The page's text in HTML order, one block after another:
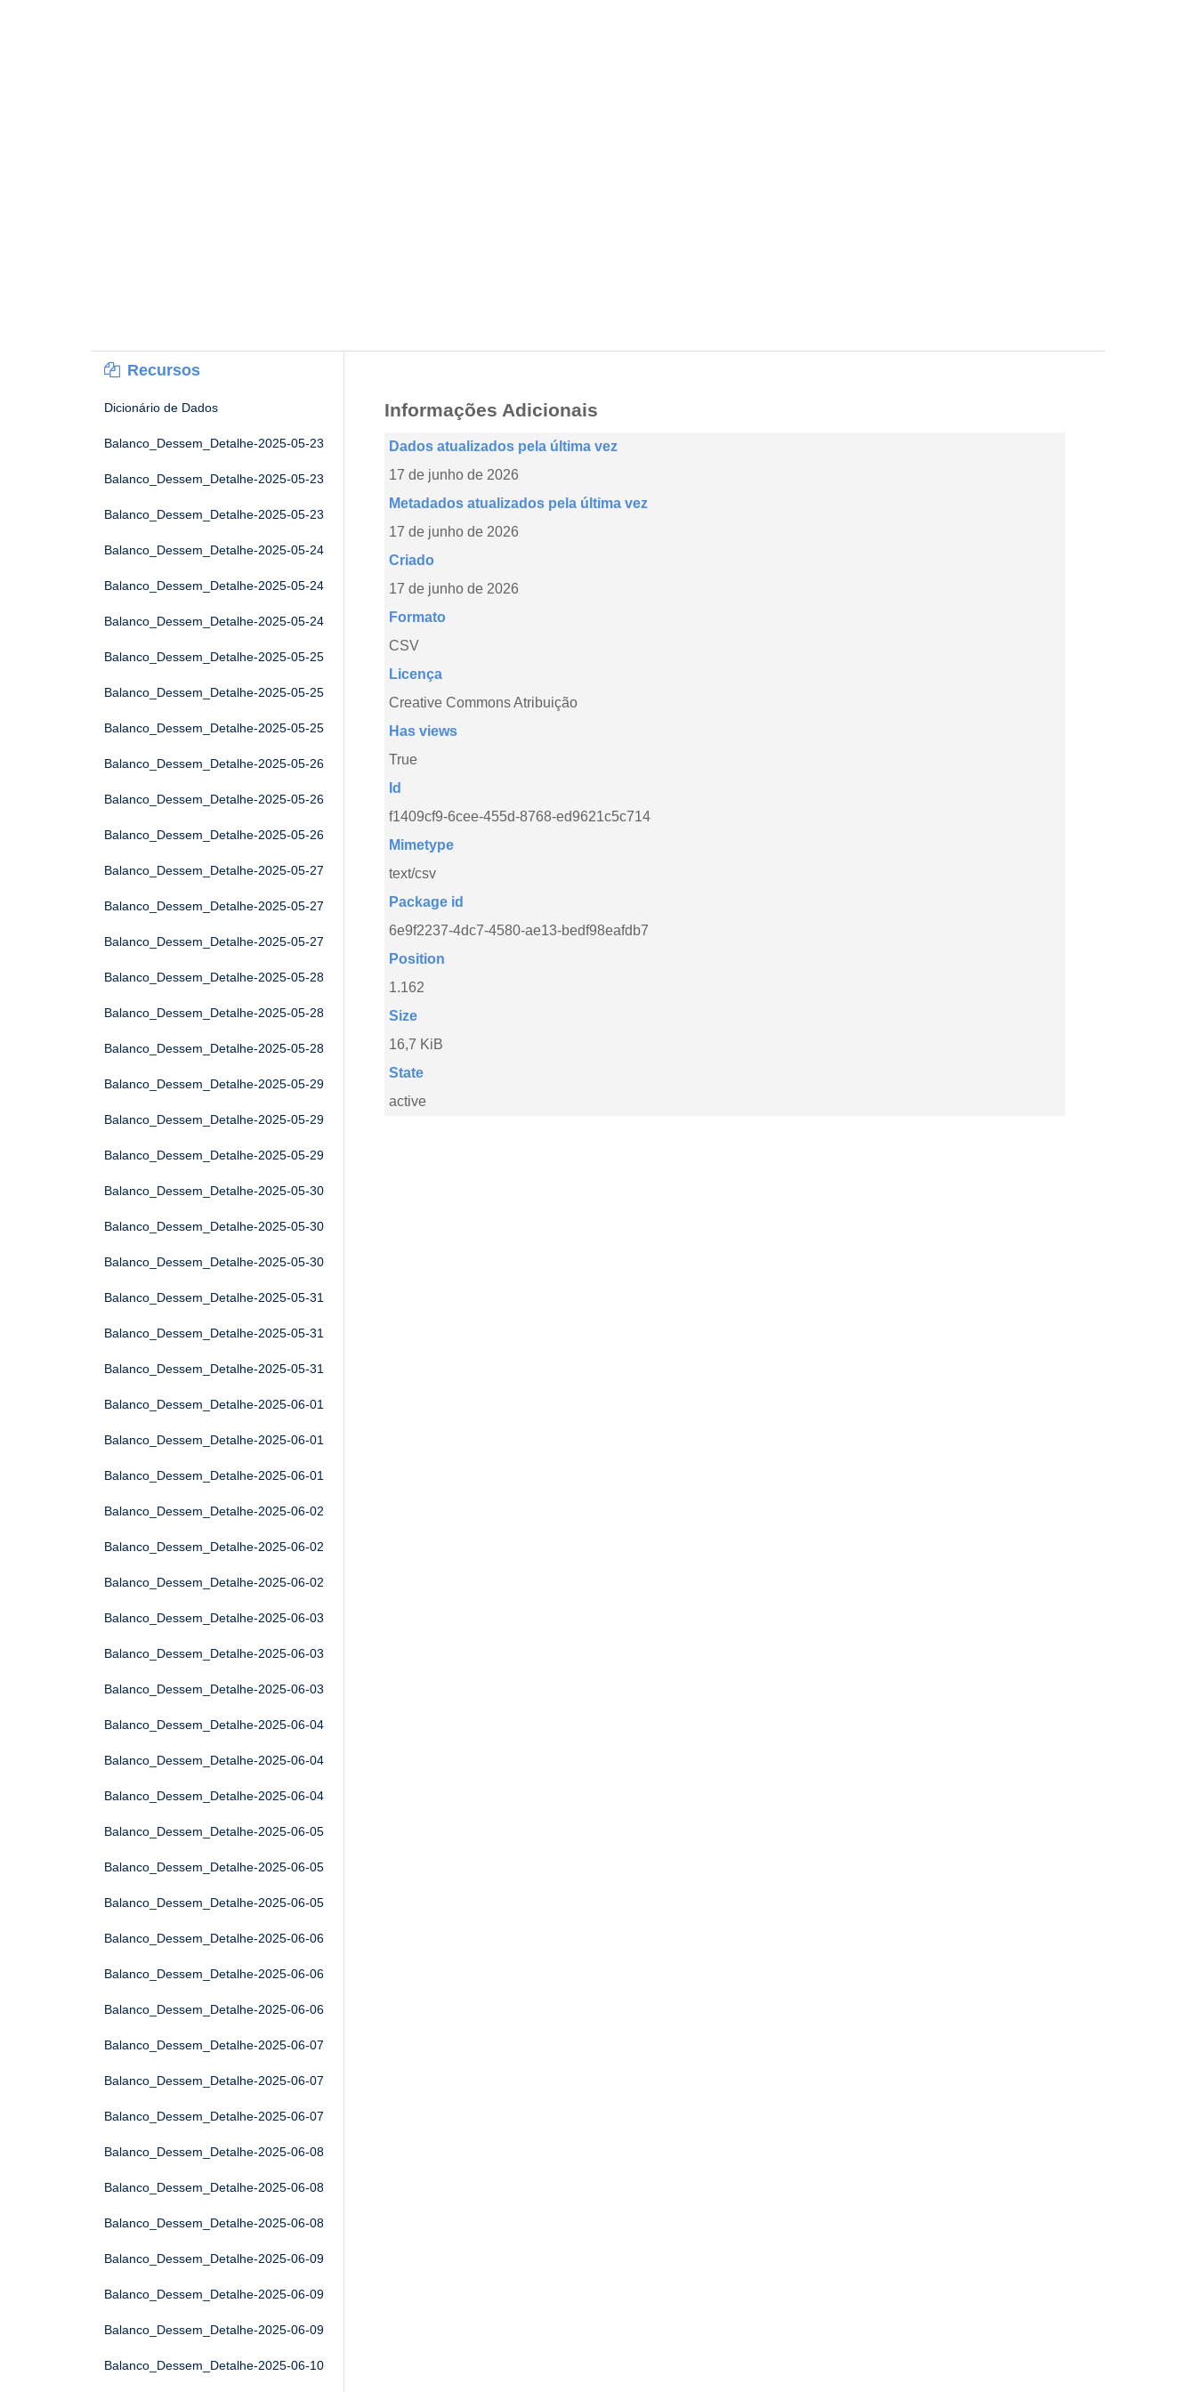
Recursos
Dicionário de Dados
Balanco_Dessem_Detalhe-2025-05-23
Balanco_Dessem_Detalhe-2025-05-23
Balanco_Dessem_Detalhe-2025-05-23
Balanco_Dessem_Detalhe-2025-05-24
Balanco_Dessem_Detalhe-2025-05-24
Balanco_Dessem_Detalhe-2025-05-24
Balanco_Dessem_Detalhe-2025-05-25
Balanco_Dessem_Detalhe-2025-05-25
Balanco_Dessem_Detalhe-2025-05-25
Balanco_Dessem_Detalhe-2025-05-26
Balanco_Dessem_Detalhe-2025-05-26
Balanco_Dessem_Detalhe-2025-05-26
Balanco_Dessem_Detalhe-2025-05-27
Balanco_Dessem_Detalhe-2025-05-27
Balanco_Dessem_Detalhe-2025-05-27
Balanco_Dessem_Detalhe-2025-05-28
Balanco_Dessem_Detalhe-2025-05-28
Balanco_Dessem_Detalhe-2025-05-28
Balanco_Dessem_Detalhe-2025-05-29
Balanco_Dessem_Detalhe-2025-05-29
Balanco_Dessem_Detalhe-2025-05-29
Balanco_Dessem_Detalhe-2025-05-30
Balanco_Dessem_Detalhe-2025-05-30
Balanco_Dessem_Detalhe-2025-05-30
Balanco_Dessem_Detalhe-2025-05-31
Balanco_Dessem_Detalhe-2025-05-31
Balanco_Dessem_Detalhe-2025-05-31
Balanco_Dessem_Detalhe-2025-06-01
Balanco_Dessem_Detalhe-2025-06-01
Balanco_Dessem_Detalhe-2025-06-01
Balanco_Dessem_Detalhe-2025-06-02
Balanco_Dessem_Detalhe-2025-06-02
Balanco_Dessem_Detalhe-2025-06-02
Balanco_Dessem_Detalhe-2025-06-03
Balanco_Dessem_Detalhe-2025-06-03
Balanco_Dessem_Detalhe-2025-06-03
Balanco_Dessem_Detalhe-2025-06-04
Balanco_Dessem_Detalhe-2025-06-04
Balanco_Dessem_Detalhe-2025-06-04
Balanco_Dessem_Detalhe-2025-06-05
Balanco_Dessem_Detalhe-2025-06-05
Balanco_Dessem_Detalhe-2025-06-05
Balanco_Dessem_Detalhe-2025-06-06
Balanco_Dessem_Detalhe-2025-06-06
Balanco_Dessem_Detalhe-2025-06-06
Balanco_Dessem_Detalhe-2025-06-07
Balanco_Dessem_Detalhe-2025-06-07
Balanco_Dessem_Detalhe-2025-06-07
Balanco_Dessem_Detalhe-2025-06-08
Balanco_Dessem_Detalhe-2025-06-08
Balanco_Dessem_Detalhe-2025-06-08
Balanco_Dessem_Detalhe-2025-06-09
Balanco_Dessem_Detalhe-2025-06-09
Balanco_Dessem_Detalhe-2025-06-09
Balanco_Dessem_Detalhe-2025-06-10
Informações Adicionais
Dados atualizados pela última vez
17 de junho de 2026
Metadados atualizados pela última vez
17 de junho de 2026
Criado
17 de junho de 2026
Formato
CSV
Licença
Creative Commons Atribuição
Has views
True
Id
f1409cf9-6cee-455d-8768-ed9621c5c714
Mimetype
text/csv
Package id
6e9f2237-4dc7-4580-ae13-bedf98eafdb7
Position
1.162
Size
16,7 KiB
State
active